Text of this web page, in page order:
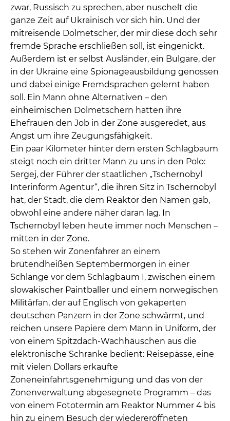
zwar, Russisch zu sprechen, aber nuschelt die
ganze Zeit auf Ukrainisch vor sich hin. Und der
mitreisende Dolmetscher, der mir diese doch sehr
fremde Sprache erschließen soll, ist eingenickt.
Außerdem ist er selbst Ausländer, ein Bulgare, der
in der Ukraine eine Spionageausbildung genossen
und dabei einige Fremdsprachen gelernt haben
soll. Ein Mann ohne Alternativen – den
einheimischen Dolmetschern hatten ihre
Ehefrauen den Job in der Zone ausgeredet, aus
Angst um ihre Zeugungsfähigkeit.
Ein paar Kilometer hinter dem ersten Schlagbaum
steigt noch ein dritter Mann zu uns in den Polo:
Sergej, der Führer der staatlichen „Tschernobyl
Interinform Agentur“, die ihren Sitz in Tschernobyl
hat, der Stadt, die dem Reaktor den Namen gab,
obwohl eine andere näher daran lag. In
Tschernobyl leben heute immer noch Menschen –
mitten in der Zone.
So stehen wir Zonenfahrer an einem
brütendheißen Septembermorgen in einer
Schlange vor dem Schlagbaum I, zwischen einem
slowakischer Paintballer und einem norwegischen
Militärfan, der auf Englisch von gekaperten
deutschen Panzern in der Zone schwärmt, und
reichen unsere Papiere dem Mann in Uniform, der
von einem Spitzdach-Wachhäuschen aus die
elektronische Schranke bedient: Reisepässe, eine
mit vielen Dollars erkaufte
Zoneneinfahrtsgenehmigung und das von der
Zonenverwaltung abgesegnete Programm – das
von einem Fototermin am Reaktor Nummer 4 bis
hin zu einem Besuch der wiedereröffneten